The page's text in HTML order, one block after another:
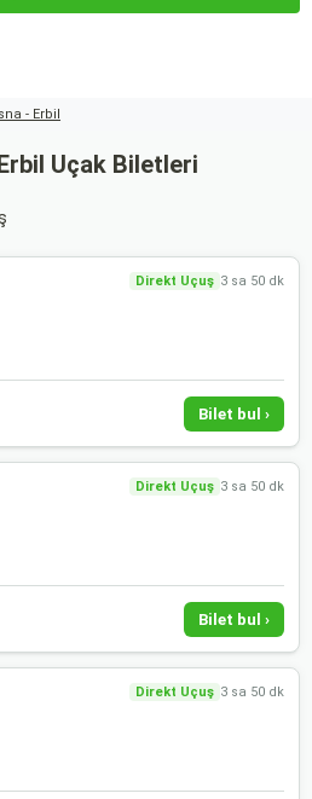
- Erbil
Uçak Biletleri
Direkt Uçuş 3 sa 50 dk
Bilet bul ›
Direkt Uçuş 3 sa 50 dk
Bilet bul ›
Direkt Uçuş 3 sa 50 dk